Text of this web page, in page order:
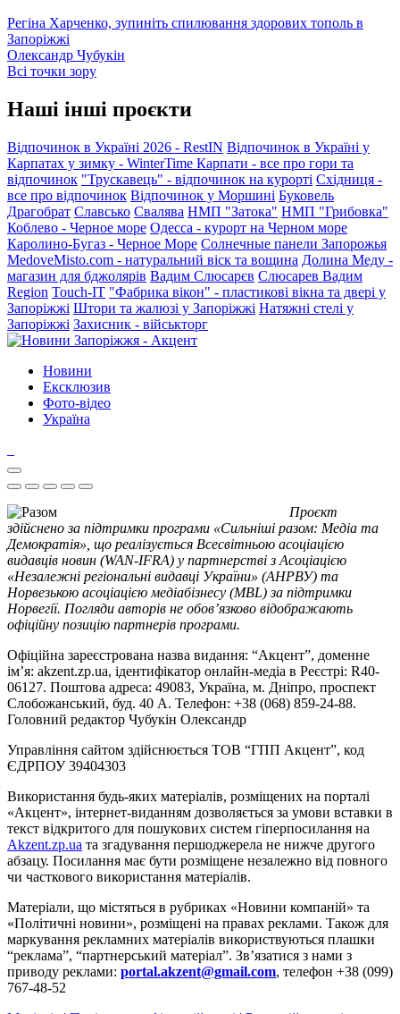
Регіна Харченко, зупиніть спилювання здорових тополь в
Запоріжжі
Олександр Чубукін
Всі точки зору
Наші інші проєкти
Відпочинок в Україні 2026 - RestIN Відпочинок в Україні у
Карпатах у зимку - WinterTime Карпати - все про гори та
відпочинок "Трускавець" - відпочинок на курорті Східниця -
все про відпочинок Відпочинок у Моршині Буковель
Драгобрат Славсько Свалява НМП "Затока" НМП "Грибовка"
Коблево - Черное море Одесса - курорт на Черном море
Каролино-Бугаз - Черное Море Солнечные панели Запорожья
MedoveMisto.com - натуральний віск та вощина Долина Меду -
магазин для бджолярів Вадим Слюсарєв Слюсарев Вадим
Region Touch-IT "Фабрика вікон" - пластикові вікна та двері у
Запоріжжі Штори та жалюзі у Запоріжжі Натяжні стелі у
Запоріжжі Захисник - військторг
Новини
Ексклюзив
Фото-відео
Україна
Проєкт
здійснено за підтримки програми «Сильніші разом: Медіа та
Демократія», що реалізується Всесвітньою асоціацією
видавців новин (WAN-IFRA) у партнерстві з Асоціацією
«Незалежні регіональні видавці України» (АНРВУ) та
Норвезькою асоціацією медіабізнесу (MBL) за підтримки
Норвегії. Погляди авторів не обов’язково відображають
офіційну позицію партнерів програми.
Офіційна зареєстрована назва видання: “Акцент”, доменне
ім’я: akzent.zp.ua, ідентифікатор онлайн-медіа в Реєстрі: R40-
06127. Поштова адреса: 49083, Україна, м. Дніпро, проспект
Слобожанський, буд. 40 А. Телефон: +38 (068) 859-24-88.
Головний редактор Чубукін Олександр
Управління сайтом здійснюється ТОВ “ГПП Акцент”, код
ЄДРПОУ 39404303
Використання будь-яких матеріалів, розміщених на порталі
«Акцент», інтернет-виданням дозволяється за умови вставки в
текст відкритого для пошукових систем гіперпосилання на
Akzent.zp.ua та згадування першоджерела не нижче другого
абзацу. Посилання має бути розміщене незалежно від повного
чи часткового використання матеріалів.
Матеріали, що містяться в рубриках «Новини компаній» та
«Політичні новини», розміщені на правах реклами. Також для
маркування рекламних матеріалів використвуються плашки
“реклама”, “партнерський матеріал”. Зв’язатися з нами з
приводу реклами: portal.akzent@gmail.com, телефон +38 (099)
767-48-52